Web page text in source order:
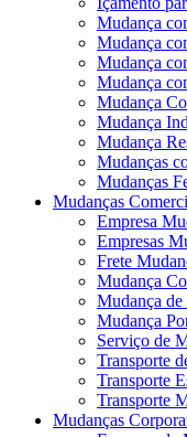
Mudança
Mudança
Mudança
Mudança
Mudança
Mudança
Mudança
Mudanças
Mudanças
Mudanças
Empresa
Empresas
Frete
Mudança
Mudança
Mudança
Serviço de
Transporte
Transporte
Transporte
Mudanças